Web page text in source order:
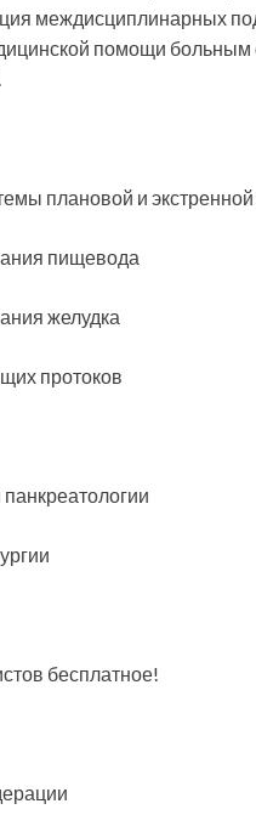
междисциплинарных
помощи больным
плановой и экстренной
пищевода
желудка
протоков
бесплатное!